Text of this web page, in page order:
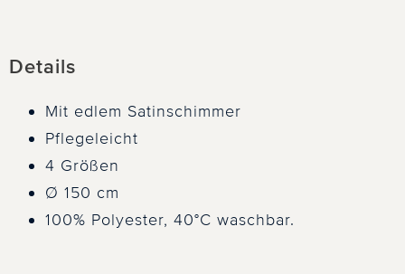
Details
Mit edlem Satinschimmer
Pflegeleicht
4 Größen
Ø 150 cm
100% Polyester, 40°C waschbar.